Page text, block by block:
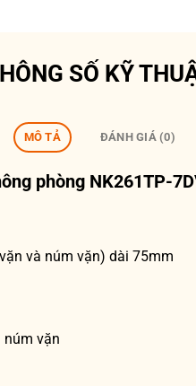
SỐ KỸ
MÔ TẢ ĐÁNH GIÁ (0)
phòng NK261TP-
và núm vặn) dài 75mm
núm vặn